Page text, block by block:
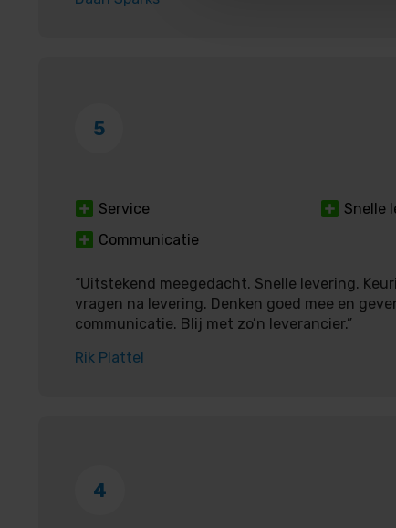
5
Service
Snelle
Communicatie
“Uitstekend meegedacht. Snelle levering.
vragen na levering. Denken goed mee en
communicatie. Blij met zo’n leverancier.”
Rik Plattel
4